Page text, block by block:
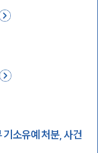
소유예 처분, 사건